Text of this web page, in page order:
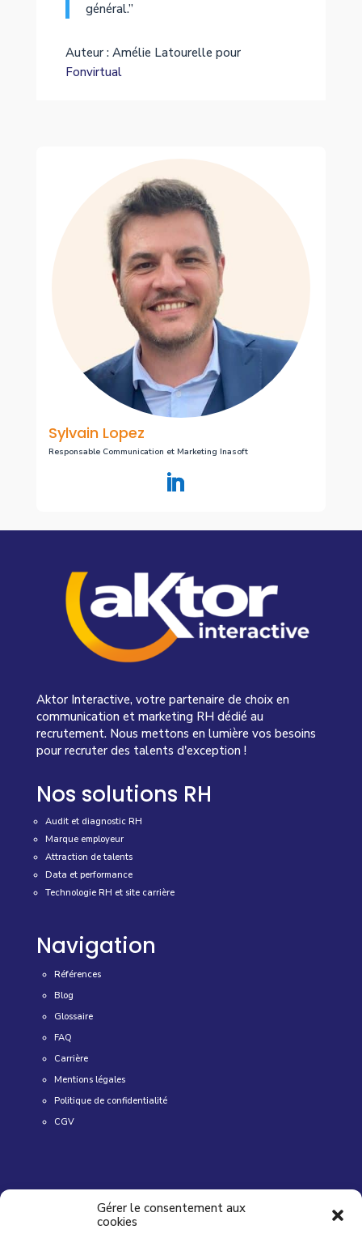
Gérer le consentement aux
cookies
général.”
Auteur : Amélie Latourelle pour
Fonvirtual
Sylvain Lopez
Responsable Communication et Marketing Inasoft
Aktor Interactive, votre partenaire de choix en
communication et marketing RH dédié au
recrutement. Nous mettons en lumière vos besoins
pour recruter des talents d'exception !
Nos solutions RH
Audit et diagnostic RH
Marque employeur
Attraction de talents
Data et performance
Technologie RH et site carrière
Navigation
Références
Blog
Glossaire
FAQ
Carrière
Mentions légales
Politique de confidentialité
CGV
Adresse
2507, avenue de l’Europe- Bâtiment C